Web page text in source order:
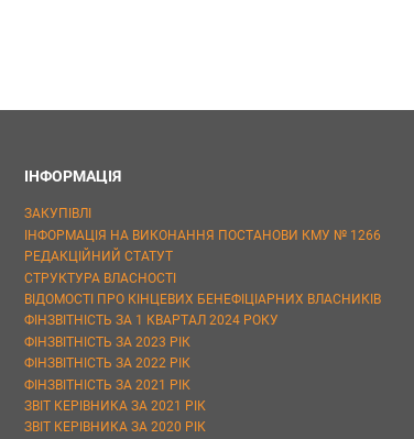
ІНФОРМАЦІЯ
ЗАКУПІВЛІ
ІНФОРМАЦІЯ НА ВИКОНАННЯ ПОСТАНОВИ КМУ № 1266
РЕДАКЦІЙНИЙ СТАТУТ
СТРУКТУРА ВЛАСНОСТІ
ВІДОМОСТІ ПРО КІНЦЕВИХ БЕНЕФІЦІАРНИХ ВЛАСНИКІВ
ФІНЗВІТНІСТЬ ЗА 1 КВАРТАЛ 2024 РОКУ
ФІНЗВІТНІСТЬ ЗА 2023 РІК
ФІНЗВІТНІСТЬ ЗА 2022 РІК
ФІНЗВІТНІСТЬ ЗА 2021 РІК
ЗВІТ КЕРІВНИКА ЗА 2021 РІК
ЗВІТ КЕРІВНИКА ЗА 2020 РІК